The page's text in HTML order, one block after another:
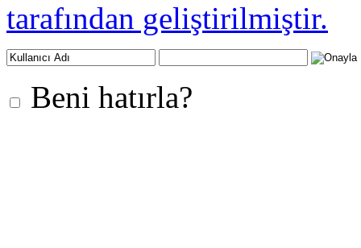
tarafından geliştirilmiştir.
Beni hatırla?